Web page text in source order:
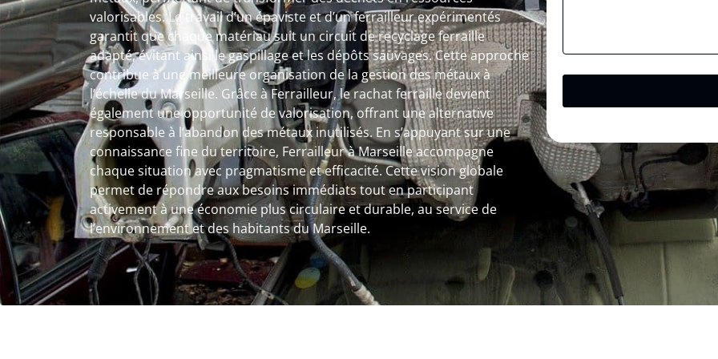
valorisables. Le travail d’un épaviste et d’un ferrailleur expérimentés
garantit que chaque matériau suit un circuit de recyclage ferraille
adapté, évitant ainsi le gaspillage et les dépôts sauvages. Cette approche
contribue à une meilleure organisation de la gestion des métaux à
l’échelle du Marseille. Grâce à Ferrailleur, le rachat ferraille devient
également une opportunité de valorisation, offrant une alternative
responsable à l’abandon des métaux inutilisés. En s’appuyant sur une
connaissance fine du territoire, Ferrailleur à Marseille accompagne
chaque situation avec pragmatisme et efficacité. Cette vision globale
permet de répondre aux besoins immédiats tout en participant
activement à une économie plus circulaire et durable, au service de
l’environnement et des habitants du Marseille.